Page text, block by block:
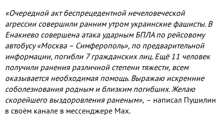
«Очередной акт беспрецедентной нечеловеческой
агрессии совершили ранним утром украинские фашисты. В
Енакиево совершена атака ударным БПЛА по рейсовому
автобусу «Москва – Симферополь», по предварительной
информации, погибли 7гражданских лиц. Ещё 11 человек
получили ранения различной степени тяжести, всем
оказывается необходимая помощь. Выражаю искренние
соболезнования родным и близким погибших. Желаю
скорейшего выздоровления раненым», – написал Пушилин
в своём канале в мессенджере Мах.